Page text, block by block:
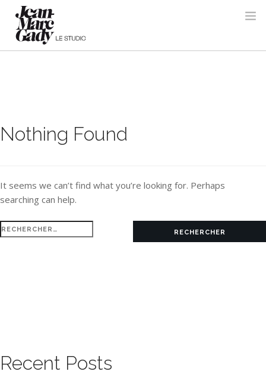
Nothing Found
It seems we can’t find what you’re looking for. Perhaps
searching can help.
Rechercher :
Recent Posts